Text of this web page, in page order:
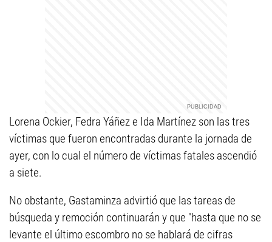
Lorena Ockier, Fedra Yáñez e Ida Martínez son las tres
víctimas que fueron encontradas durante la jornada de
ayer, con lo cual el número de víctimas fatales ascendió
a siete.
No obstante, Gastaminza advirtió que las tareas de
búsqueda y remoción continuarán y que "hasta que no se
levante el último escombro no se hablará de cifras